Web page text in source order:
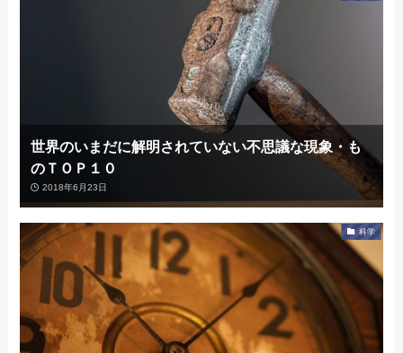
世界のいまだに解明されていない不思議な現象・も
のＴＯＰ１０
2018年6月23日
科学